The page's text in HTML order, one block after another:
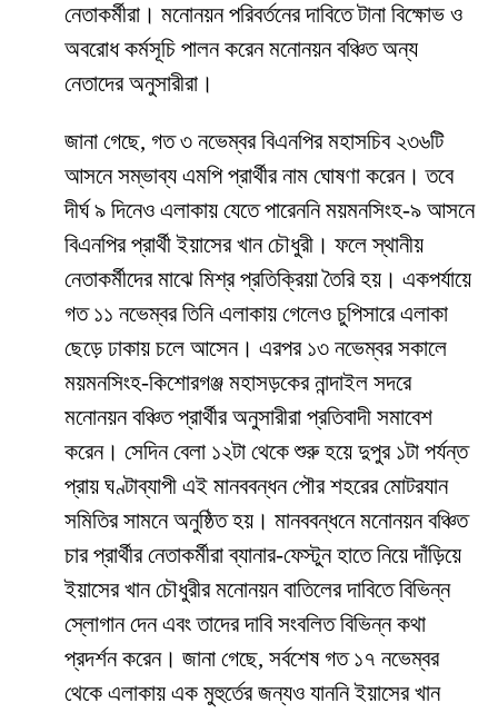
নেতাকর্মীরা। মনোনয়ন পরিবর্তনের দাবিতে টানা বিক্ষোভ ও
অবরোধ কর্মসূচি পালন করেন মনোনয়ন বঞ্চিত অন্য
নেতাদের অনুসারীরা।
জানা গেছে, গত ৩ নভেম্বর বিএনপির মহাসচিব ২৩৬টি
আসনে সম্ভাব্য এমপি প্রার্থীর নাম ঘোষণা করেন। তবে
দীর্ঘ ৯ দিনেও এলাকায় যেতে পারেননি ময়মনসিংহ-৯ আসনে
বিএনপির প্রার্থী ইয়াসের খান চৌধুরী। ফলে স্থানীয়
নেতাকর্মীদের মাঝে মিশ্র প্রতিক্রিয়া তৈরি হয়। একপর্যায়ে
গত ১১ নভেম্বর তিনি এলাকায় গেলেও চুপিসারে এলাকা
ছেড়ে ঢাকায় চলে আসেন। এরপর ১৩ নভেম্বর সকালে
ময়মনসিংহ-কিশোরগঞ্জ মহাসড়কের নান্দাইল সদরে
মনোনয়ন বঞ্চিত প্রার্থীর অনুসারীরা প্রতিবাদী সমাবেশ
করেন। সেদিন বেলা ১২টা থেকে শুরু হয়ে দুপুর ১টা পর্যন্ত
প্রায় ঘণ্টাব্যাপী এই মানববন্ধন পৌর শহরের মোটরযান
সমিতির সামনে অনুষ্ঠিত হয়। মানববন্ধনে মনোনয়ন বঞ্চিত
চার প্রার্থীর নেতাকর্মীরা ব্যানার-ফেস্টুন হাতে নিয়ে দাঁড়িয়ে
ইয়াসের খান চৌধুরীর মনোনয়ন বাতিলের দাবিতে বিভিন্ন
স্লোগান দেন এবং তাদের দাবি সংবলিত বিভিন্ন কথা
প্রদর্শন করেন। জানা গেছে, সর্বশেষ গত ১৭ নভেম্বর
থেকে এলাকায় এক মুহুর্তের জন্যও যাননি ইয়াসের খান